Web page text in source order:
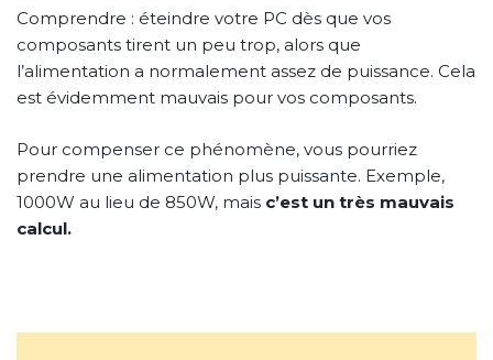
Comprendre : éteindre votre PC dès que vos
composants tirent un peu trop, alors que
l’alimentation a normalement assez de puissance. Cela
est évidemment mauvais pour vos composants.
Pour compenser ce phénomène, vous pourriez
prendre une alimentation plus puissante. Exemple,
1000W au lieu de 850W, mais c’est un très mauvais
calcul.